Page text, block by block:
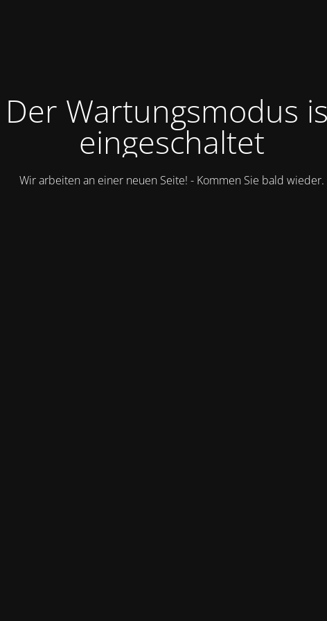
Der Wartungsmodus
eingeschaltet
Wir arbeiten an einer neuen Seite! - Kommen Sie bald wieder.